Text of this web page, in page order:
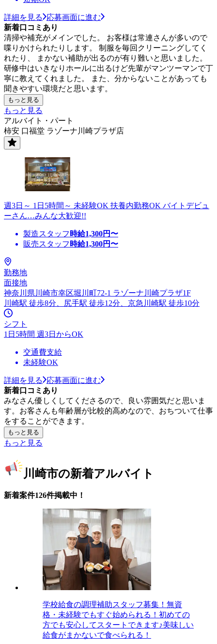
詳細を見る
応募画面に進む
新着口コミあり
清掃や補充がメインでした。 お客様は常連さんが多いので
喋りかけられたりします。 制服を毎回クリーニングしてく
れたり、 まかない補助が出るのが有り難いと思いました。
研修中はいきなりホールに出るけど先輩がマンツーマンで丁
寧に教えてくれました。 また、分からないことがあっても
聞きやすい環境だと思います。
もっと見る
もっと見る
アルバイト・パート
柿安 口福堂 ラゾーナ川崎プラザ店
週3日～ 1日5時間～ 未経験OK 扶養内勤務OK バイトデビュ
ーさん…みんな大歓迎!!
製造スタッフ 時給1,300円〜
販売スタッフ 時給1,300円〜
勤務地
面接地
神奈川県川崎市幸区堀川町72-1 ラゾーナ川崎プラザ1F
川崎駅 徒歩8分、尻手駅 徒歩12分、京急川崎駅 徒歩10分
シフト
1日5時間 週3日からOK
交通費支給
未経験OK
詳細を見る
応募画面に進む
新着口コミあり
みなさん優しくしてくださるので、良い雰囲気だと思いま
す。お客さんも年齢層が比較的高めなので、おちついて仕事
をすることができます。
もっと見る
もっと見る
川崎市の新着アルバイト
新着案件126件掲載中！
学校給食の調理補助スタッフ募集！無資
格・未経験でもすぐ始められる！初めての
方でも安心してスタートできます♪美味しい
給食がまかないで食べられる！